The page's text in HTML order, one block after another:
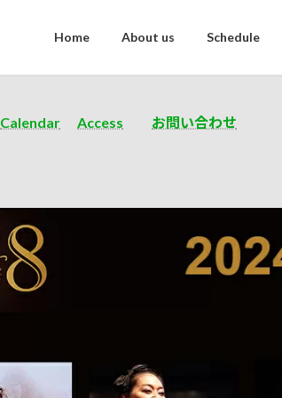
Home About us Schedule
Calendar Access お問い合わせ